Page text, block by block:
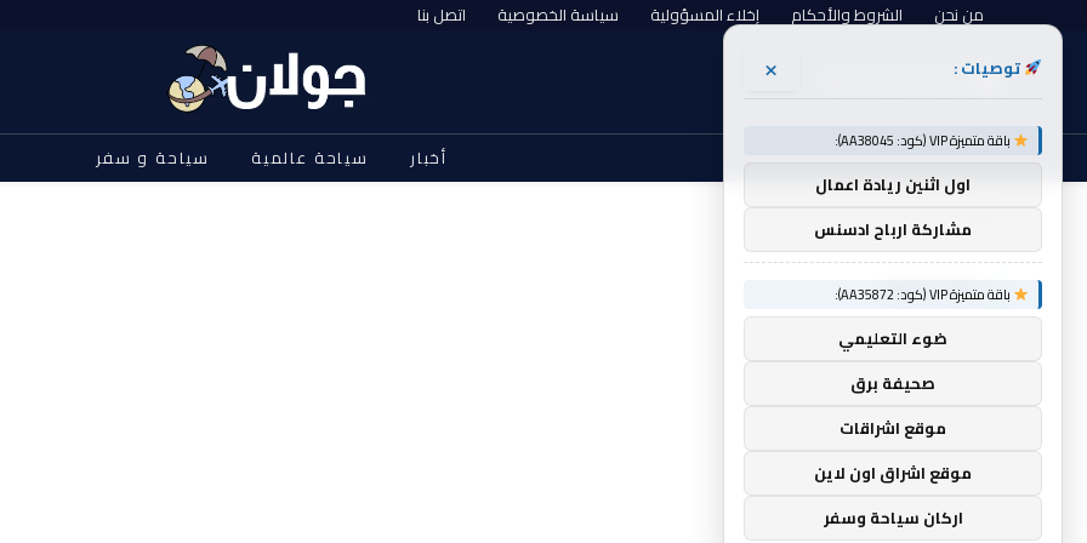
من نحن الشروط والأحكام إخلاء المسؤولية سياسة الخصوصية اتصل بنا
أخبار سياحة عالمية سياحة و سفر
RATTLES
توصيات : ×
باقة متميزة VIP (كود: AA38045):
اول اثنين ريادة اعمال
مشاركة ارباح ادسنس
باقة متميزة VIP (كود: AA35872):
ضوء التعليمي
صحيفة برق
موقع اشراقات
موقع اشراق اون لاين
اركان سياحة وسفر